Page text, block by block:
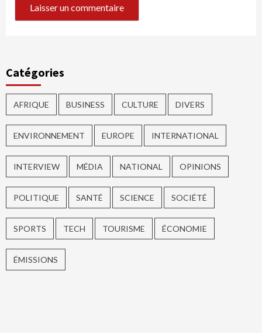
Catégories
AFRIQUE BUSINESS CULTURE DIVERS
ENVIRONNEMENT EUROPE INTERNATIONAL
INTERVIEW MÉDIA NATIONAL OPINIONS
POLITIQUE SANTÉ SCIENCE SOCIÉTÉ
SPORTS TECH TOURISME ÉCONOMIE
ÉMISSIONS